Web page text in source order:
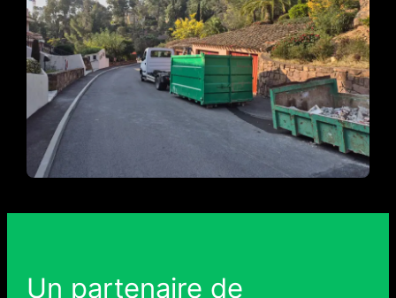
Un partenaire de